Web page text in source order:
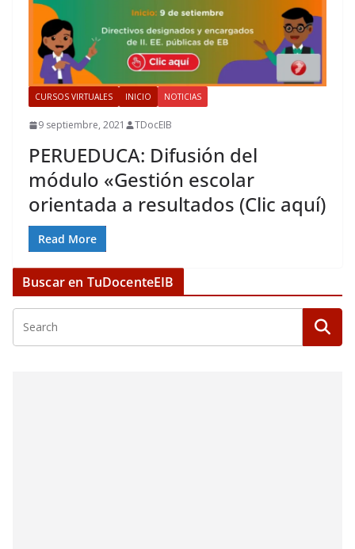
CURSOS VIRTUALES INICIO NOTICIAS
9 septiembre, 2021 TDocEIB
PERUEDUCA: Difusión del
módulo «Gestión escolar
orientada a resultados (Clic aquí)
Read More
Buscar en TuDocenteEIB